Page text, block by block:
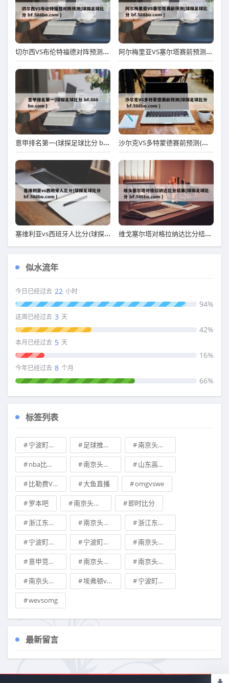
切尔西VS布伦特福德对阵预测{球探足球比分 bf.588bo.com } 阿尔梅里亚VS塞尔塔赛前预测{球探足球比分 bf.588bo.com }
意甲排名第一{球探足球比分 bf.588bo.com } 沙尔克VS多特蒙德赛前预测{球探足球比分 bf.588bo.com }
塞维利亚vs西班牙人比分{球探足球比分 bf.588bo.com } 维戈塞尔塔对格拉纳达比分结果{球探足球比分 bf.588bo.com }
似水流年
今日已经过去 22 小时
94%
这周已经过去 3 天
42%
本月已经过去 5 天
16%
今年已经过去 8 个月
66%
标签列表
宁波町渥vs广州龙狮胜负预测 足球推荐今日实单推荐 南京头排苏酒vs山西汾酒股份胜负预测
nba比分直播 南京头排苏酒vs广东华南虎比分预测 山东高速vs宁波町渥预测
比勒费VS纽伦堡 大鱼直播 omgvswe
罗本吧 南京头排苏酒vs浙江东阳光分析预测 即时比分
浙江东阳光vs南京头排苏酒分析预测 南京头排苏酒vs浙江东阳光预测 浙江东阳光vs南京头排苏酒预测
宁波町渥vs新疆伊力王酒预测 宁波町渥vs山西汾酒股份预测 南京头排苏酒vs辽宁本钢比分预测
意甲竞彩推荐 南京头排苏酒vs天津先行者竞彩预测 南京头排苏酒vs浙江东阳光比分预测
南京头排苏酒vs山西汾酒股份分析预测 埃弗顿vs热刺 宁波町渥vs九台农商银行预测
wevsomg
最新留言